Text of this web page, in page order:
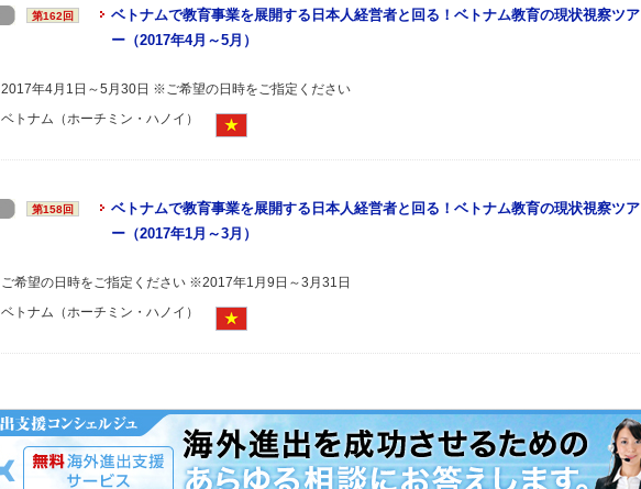
第162回
ベトナムで教育事業を展開する日本人経営者と回る！ベトナム教育の現状視察ツア
ー（2017年4月～5月）
2017年4月1日～5月30日 ※ご希望の日時をご指定ください
ベトナム（ホーチミン・ハノイ）
第158回
ベトナムで教育事業を展開する日本人経営者と回る！ベトナム教育の現状視察ツア
ー（2017年1月～3月）
ご希望の日時をご指定ください ※2017年1月9日～3月31日
ベトナム（ホーチミン・ハノイ）